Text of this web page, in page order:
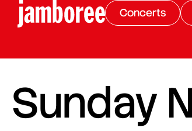
Concerts
Sunday